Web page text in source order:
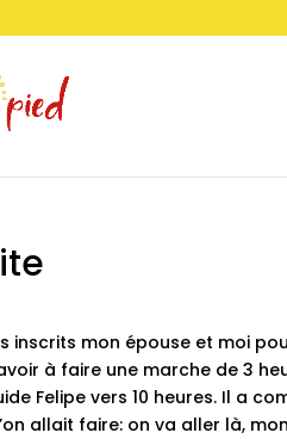
inscrits mon épouse et moi
à faire une marche de 3
Felipe vers 10 heures. Il a
allait faire: on va aller là,